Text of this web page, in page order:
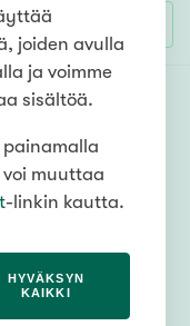
4h 5h+
ajan
(2)
ajan asunnot
huvilaa,
ja
mökin. Katso alta
asunnot Helsinki
joiden avulla
ja voimme
sisältöä.
painamalla
muuttaa
-linkin kautta.
HYVÄKSYN
KAIKKI